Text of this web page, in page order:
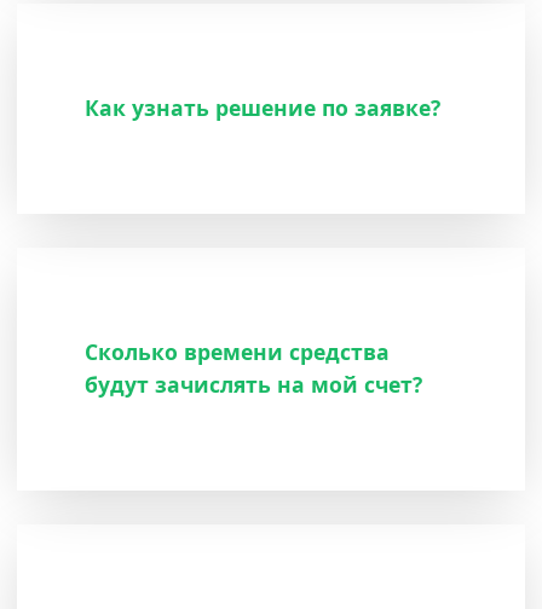
Как узнать решение по заявке?
Сколько времени средства
будут зачислять на мой счет?